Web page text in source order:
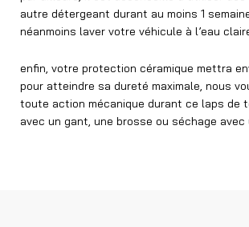
autre détergeant durant au moins 1
néanmoins laver votre véhicule à l’eau
enfin, votre protection céramique mettra
pour atteindre sa dureté maximale, nous
toute action mécanique durant ce laps de
avec un gant, une brosse ou séchage avec